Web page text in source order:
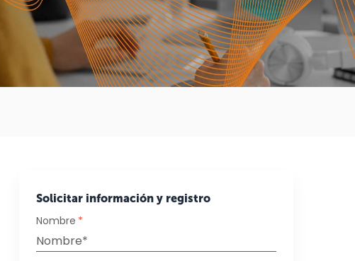
Solicitar información y registro
Nombre *